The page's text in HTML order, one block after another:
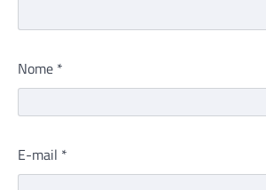
Nome *
E-mail *